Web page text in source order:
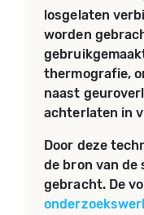
losgelaten
worden
thermografie,
naast
achterlaten in
Door deze
de bron van
gebracht. De